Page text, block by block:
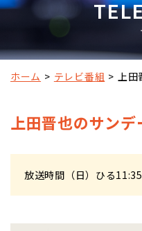
ホーム テレビ番組 上
上田晋也のサンデ
放送時間 （日）ひる